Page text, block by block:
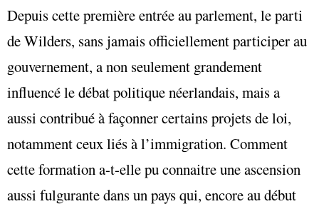
Depuis cette première entrée au parlement, le parti
de Wilders, sans jamais officiellement participer au
gouvernement, a non seulement grandement
influencé le débat politique néerlandais, mais a
aussi contribué à façonner certains projets de loi,
notamment ceux liés à l’immigration. Comment
cette formation a-t-elle pu connaitre une ascension
aussi fulgurante dans un pays qui, encore au début